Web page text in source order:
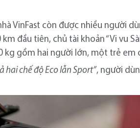
VinFast còn được nhiều người
đầu tiên, chủ tài khoản “Vi vu
kg gồm hai người lớn, một trẻ em
hai chế độ Eco lẫn Sport”, người